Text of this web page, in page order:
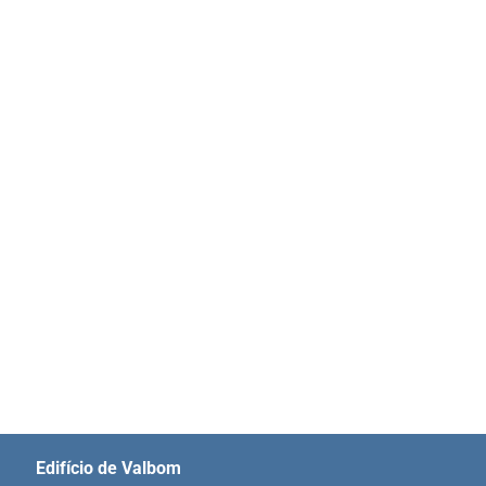
Edifício de Valbom